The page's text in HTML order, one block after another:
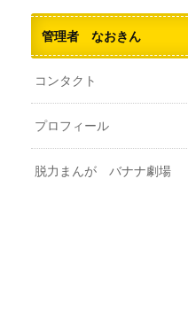
管理者 なおきん
コンタクト
プロフィール
脱力まんが バナナ劇場